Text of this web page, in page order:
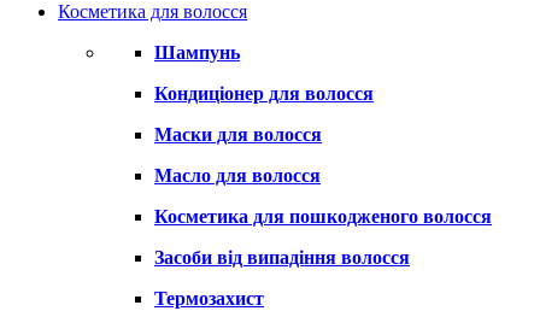
Косметика для волосся
Шампунь
Кондиціонер для волосся
Маски для волосся
Масло для волосся
Косметика для пошкодженого волосся
Засоби від випадіння волосся
Термозахист